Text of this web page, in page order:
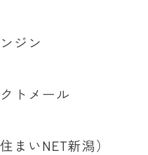
ジン
トメール
まいNET新潟）